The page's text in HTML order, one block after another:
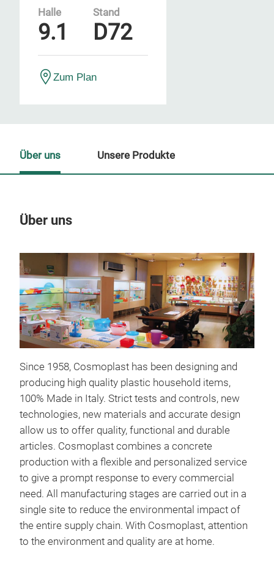
Halle
9.1
Stand
D72
Zum Plan
Über uns
Since 1958, Cosmoplast has been designing and
producing high quality plastic household items,
100% Made in Italy. Strict tests and controls, new
technologies, new materials and accurate design
allow us to offer quality, functional and durable
articles. Cosmoplast combines a concrete
production with a flexible and personalized service
to give a prompt response to every commercial
need. All manufacturing stages are carried out in a
single site to reduce the environmental impact of
the entire supply chain. With Cosmoplast, attention
to the environment and quality are at home.
Über uns Unsere Produkte